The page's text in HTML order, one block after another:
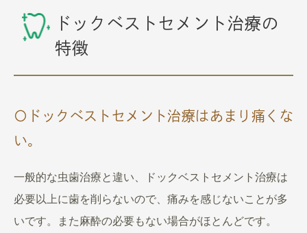
ドックベストセメント治療の
特徴
〇ドックベストセメント治療はあまり痛くな
い。
一般的な虫歯治療と違い、ドックベストセメント治療は
必要以上に歯を削らないので、痛みを感じないことが多
いです。また麻酔の必要もない場合がほとんどです。